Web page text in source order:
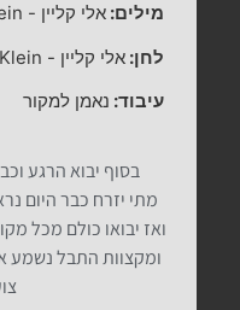
מילים:אלי קליין -
לחן:אלי קליין -
עיבוד: נאמן למקור
בסוף יבוא הרגע
מתי יזרח כבר היום
ואז יבואו כולם מכל
ומקצוות התבל